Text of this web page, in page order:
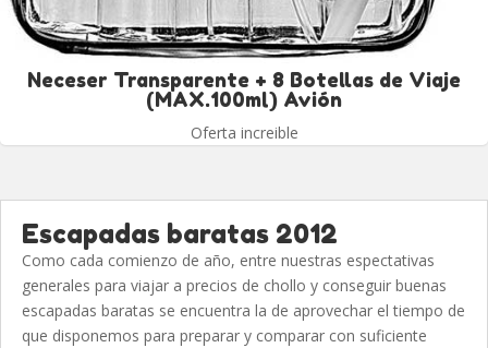
Neceser Transparente + 8 Botellas de Viaje
(MAX.100ml) Avión
Oferta increible
Escapadas baratas 2012
Como cada comienzo de año, entre nuestras espectativas
generales para viajar a precios de chollo y conseguir buenas
escapadas baratas se encuentra la de aprovechar el tiempo de
que disponemos para preparar y comparar con suficiente